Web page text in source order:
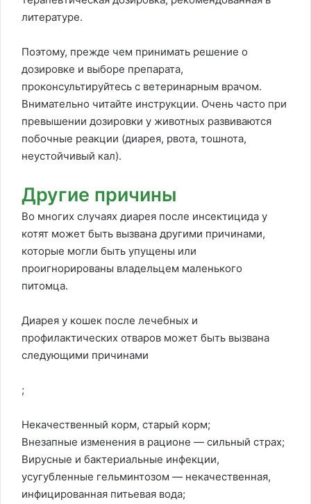
литературе.
Поэтому, прежде чем принимать решение о
дозировке и выборе препарата,
проконсультируйтесь с ветеринарным врачом.
Внимательно читайте инструкции. Очень часто при
превышении дозировки у животных развиваются
побочные реакции (диарея, рвота, тошнота,
неустойчивый кал).
Другие причины
Во многих случаях диарея после инсектицида у
котят может быть вызвана другими причинами,
которые могли быть упущены или
проигнорированы владельцем маленького
питомца.
Диарея у кошек после лечебных и
профилактических отваров может быть вызвана
следующими причинами
;
Некачественный корм, старый корм;
Внезапные изменения в рационе — сильный страх;
Вирусные и бактериальные инфекции,
усугубленные гельминтозом — некачественная,
инфицированная питьевая вода;